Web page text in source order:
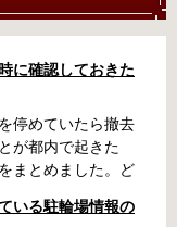
に確認しておきた
停めていたら撤去
が都内で起きた
まとめました。ど
かと思います。事
いる駐輪場情報の